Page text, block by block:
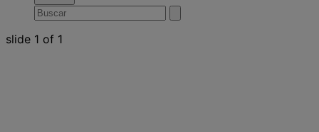
Toggle
search
Search
for:
search
slide 1 of 1